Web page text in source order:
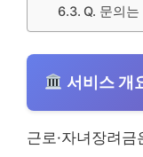
Q. 문의
서비스 개
근로·자녀장려